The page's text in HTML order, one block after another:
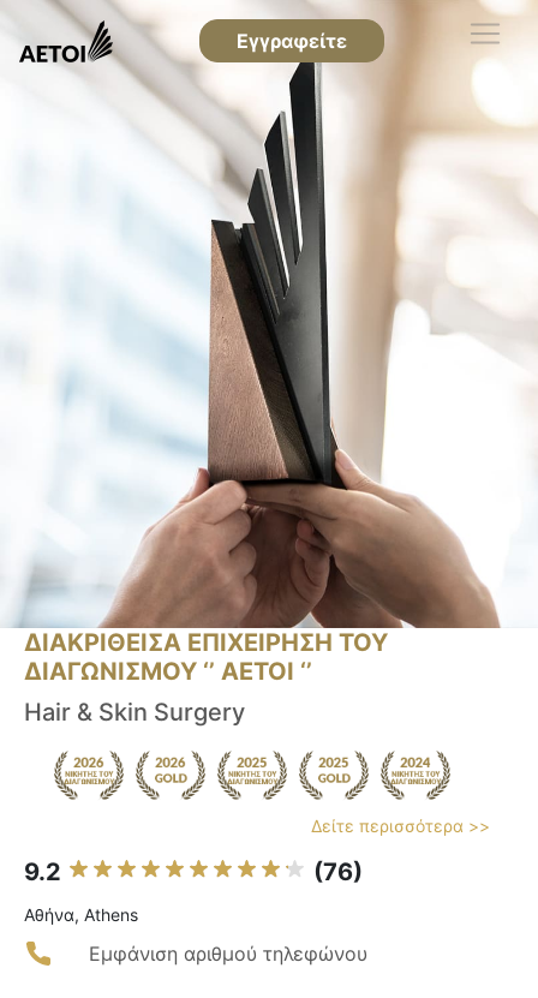
Εγγραφείτε
ΔΙΑΚΡΙΘΕΙΣΑ ΕΠΙΧΕΙΡΗΣΗ ΤΟΥ
ΔΙΑΓΩΝΙΣΜΟΥ ‘’ ΑΕΤΟΙ ‘’
Hair & Skin Surgery
Δείτε περισσότερα >>
9.2 (76)
Αθήνα, Athens
Εμφάνιση αριθμού τηλεφώνου